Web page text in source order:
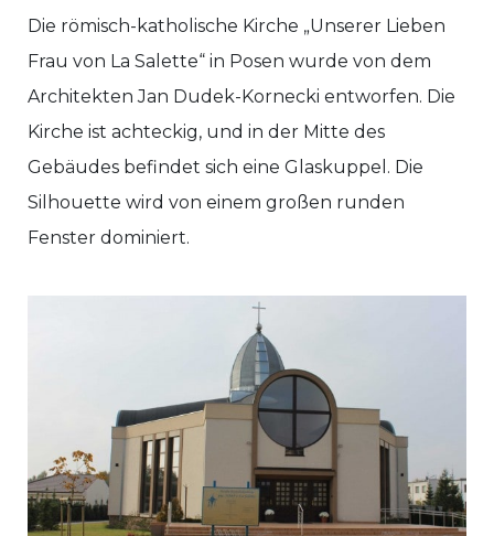
Die römisch-katholische Kirche „Unserer Lieben
Frau von La Salette“ in Posen wurde von dem
Architekten Jan Dudek-Kornecki entworfen. Die
Kirche ist achteckig, und in der Mitte des
Gebäudes befindet sich eine Glaskuppel. Die
Silhouette wird von einem großen runden
Fenster dominiert.